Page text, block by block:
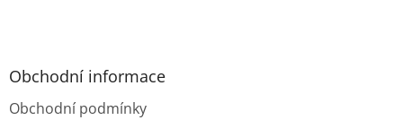
Obchodní informace
Obchodní podmínky